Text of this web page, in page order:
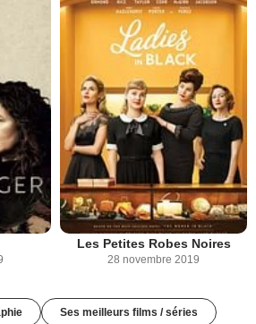
Les Petites Robes Noires
28 novembre 2019
Ses meilleurs films / séries